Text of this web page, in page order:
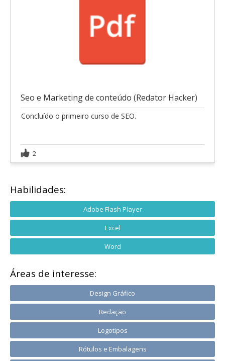
Seo e Marketing de conteúdo (Redator Hacker)
Concluído o primeiro curso de SEO.
2
Habilidades:
Adobe Flash Player
Excel
Word
Áreas de interesse:
Design Gráfico
Redação
Logotipos
Rótulos e Embalagens